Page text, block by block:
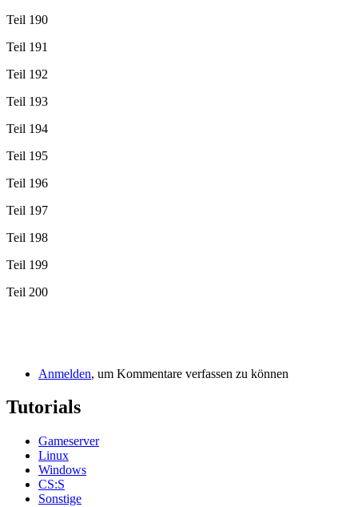
Teil 190
Teil 191
Teil 192
Teil 193
Teil 194
Teil 195
Teil 196
Teil 197
Teil 198
Teil 199
Teil 200
Anmelden, um Kommentare verfassen zu können
Tutorials
Gameserver
Linux
Windows
CS:S
Sonstige